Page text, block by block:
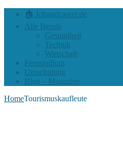
🏠 Jobandcareer.de
Alle Berufe
Gesundheit
Technik
Wirtschaft
Fernstudium
Umschulung
Blog – Magazine
HomeTourismuskaufleute